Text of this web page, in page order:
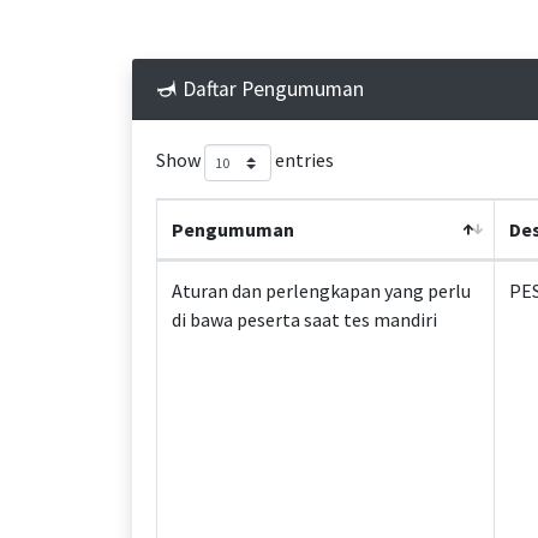
Daftar Pengumuman
Show entries
Pengumuman
Aturan dan perlengkapan yang perlu
di bawa peserta saat tes mandiri